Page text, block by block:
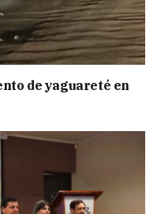
de yaguareté en